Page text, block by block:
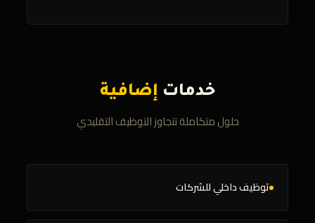
خدمات إضافية
حلول متكاملة تتجاوز التوظيف التقليدي
توظيف داخلي للشركات